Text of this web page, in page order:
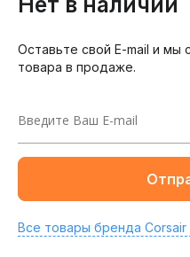
Оставьте свой E-mail и
товара в продаже.
Все товары бренда Corsair